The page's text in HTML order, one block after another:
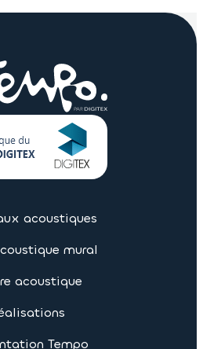
acoustiques
mural
acoustique
Tempo